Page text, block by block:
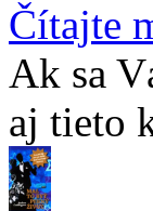
Čítajte
Ak sa
aj tieto